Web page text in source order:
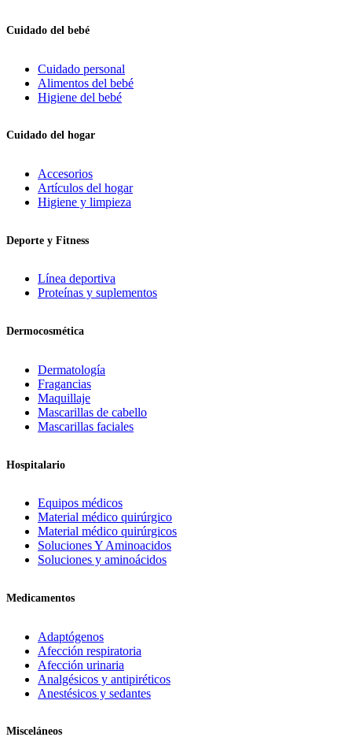
Cuidado del bebé
Cuidado personal
Alimentos del bebé
Higiene del bebé
Cuidado del hogar
Accesorios
Artículos del hogar
Higiene y limpieza
Deporte y Fitness
Línea deportiva
Proteínas y suplementos
Dermocosmética
Dermatología
Fragancias
Maquillaje
Mascarillas de cabello
Mascarillas faciales
Hospitalario
Equipos médicos
Material médico quirúrgico
Material médico quirúrgicos
Soluciones Y Aminoacidos
Soluciones y aminoácidos
Medicamentos
Adaptógenos
Afección respiratoria
Afección urinaria
Analgésicos y antipiréticos
Anestésicos y sedantes
Misceláneos